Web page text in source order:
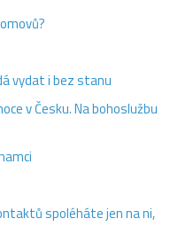
vydat i bez stanu
v Česku. Na bohoslužbu
spoléháte jen na ni,